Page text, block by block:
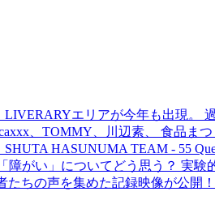
LIVERARYエリアが今年も出現。
、TOMMY、川辺素、 食品ま
HASUNUMA TEAM - 55
障がい」についてどう思う？ 実
たちの声を集めた記録映像が公開！